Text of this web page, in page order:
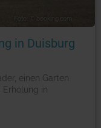
Foto: © booking.com
in Duisburg
einen Garten
in